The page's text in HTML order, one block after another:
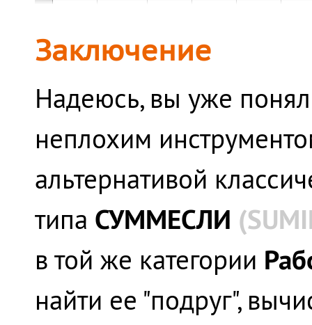
Заключение
Надеюсь, вы уже
неплохим
альтернативой
типа СУММЕСЛИ
в той же категории
найти ее "подруг",